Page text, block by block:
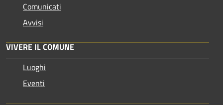
Comunicati
Avvisi
VIVERE IL COMUNE
Luoghi
Eventi